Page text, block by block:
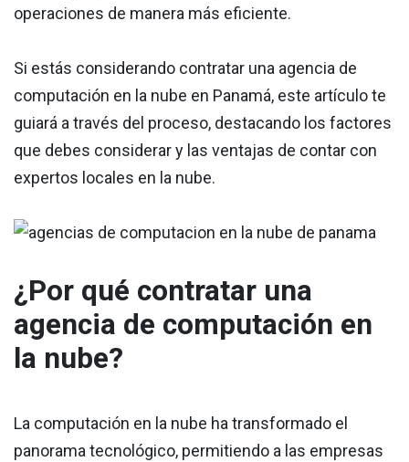
operaciones de manera más eficiente.
Si estás considerando contratar una agencia de
computación en la nube en Panamá, este artículo te
guiará a través del proceso, destacando los factores
que debes considerar y las ventajas de contar con
expertos locales en la nube.
¿Por qué contratar una
agencia de computación en
la nube?
La computación en la nube ha transformado el
panorama tecnológico, permitiendo a las empresas